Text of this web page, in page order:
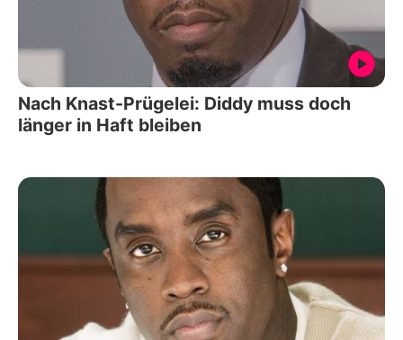
Nach Knast-Prügelei: Diddy muss doch
länger in Haft bleiben